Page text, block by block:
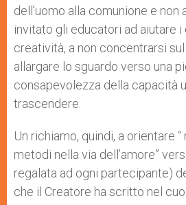
dell’uomo alla comunione e non
invitato gli educatori ad aiutare i
creatività, a non concentrarsi
allargare lo sguardo verso una
consapevolezza della capacità
trascendere.
Un richiamo, quindi, a orientare
metodi nella via dell’amore”
regalata ad ogni partecipante)
che il Creatore ha scritto nel